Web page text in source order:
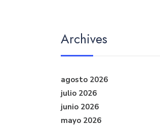
Archives
agosto 2026
julio 2026
junio 2026
mayo 2026